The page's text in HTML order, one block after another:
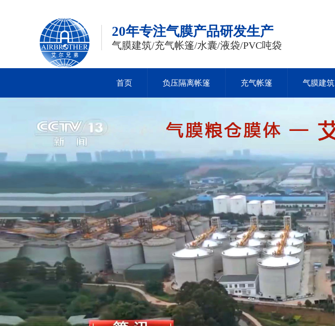
20年专注气膜产品研发生产
气膜建筑/充气帐篷/水囊/液袋/PVC吨袋
首页 负压隔离帐篷 充气帐篷 气膜建筑